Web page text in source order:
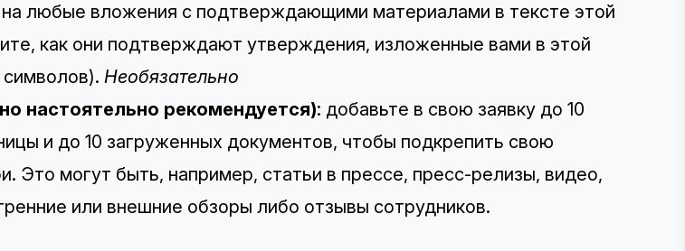
любые вложения с подтверждающими материалами в тексте этой
как они подтверждают утверждения, изложенные вами в этой
Необязательно
настоятельно рекомендуется): добавьте в свою заявку до 10
и до 10 загруженных документов, чтобы подкрепить свою
Это могут быть, например, статьи в прессе, пресс-релизы, видео,
или внешние обзоры либо отзывы сотрудников.